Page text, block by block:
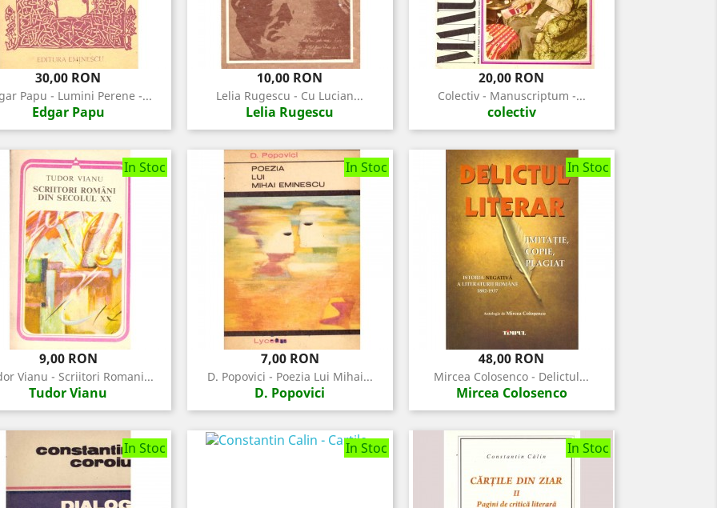
Pret
30,00 RON
Papu - Lumini Perene -...
Edgar Papu
Pret
10,00 RON
Lelia Rugescu - Cu Lucian...
Lelia Rugescu
Pret
20,00 RON
Colectiv - Manuscriptum -...
colectiv
In Stoc
Pret
9,00 RON
Vianu - Scriitori Romani...
Tudor Vianu
In Stoc
Pret
7,00 RON
D. Popovici - Poezia Lui Mihai...
D. Popovici
In Stoc
Pret
48,00 RON
Mircea Colosenco - Delictul...
Mircea Colosenco
In Stoc In Stoc In Stoc